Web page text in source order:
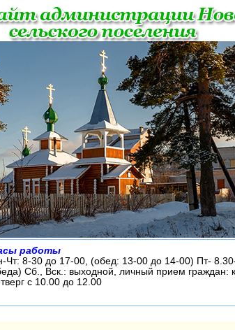
работы
Чт: 8-30 до 17-00, (обед: 13-00 до 14-00) Пт-
Сб., Вск.: выходной, личный прием граждан:
с 10.00 до 12.00